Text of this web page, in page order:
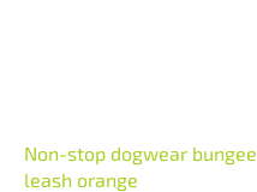
Non-stop dogwear bungee
leash orange